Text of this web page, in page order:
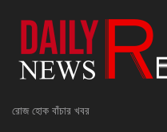
রোজ হোক বাঁচার খবর